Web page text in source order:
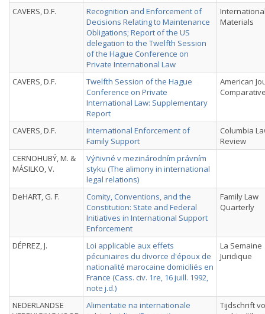
CAVERS, D.F.
Recognition and Enforcement of
Decisions Relating to Maintenance
Obligations; Report of the US
delegation to the Twelfth Session
of the Hague Conference on
Private International Law
Materials
CAVERS, D.F.
Twelfth Session of the Hague
Conference on Private
International Law: Supplementary
Report
American
CAVERS, D.F.
International Enforcement of
Family Support
Columbia
Review
CERNOHUBÝ, M. &
MÁSILKO, V.
Výñivné v mezinárodním právním
styku (The alimony in international
legal relations)
DeHART, G. F.
Comity, Conventions, and the
Constitution: State and Federal
Initiatives in International Support
Enforcement
Family Law
Quarterly
DÉPREZ, J.
Loi applicable aux effets
pécuniaires du divorce d'époux de
nationalité marocaine domiciliés en
France (Cass. civ. 1re, 16 juill. 1992,
note j.d.)
La Semaine
Juridique
NEDERLANDSE
Alimentatie na internationale
Tijdschrift